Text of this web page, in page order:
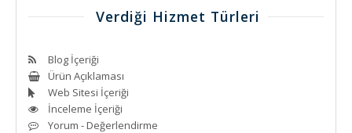
Verdiği Hizmet Türleri
Blog İçeriği
Ürün Açıklaması
Web Sitesi İçeriği
İnceleme İçeriği
Yorum - Değerlendirme